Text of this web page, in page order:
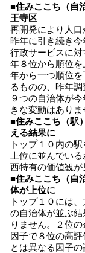
■住みここち（自
王寺区
再開発により人口
昨年に引き続き
行政サービスに
年８位から順位
年から一つ順位
るものの、昨年
９つの自治体が
きな変動はありま
■住みここち（駅
える結果に
トップ１０内の
上位に並んでい
西特有の価値観が
■住みここち（自
体が上位に
トップ１０には
の自治体が並ぶ
りません。２位
因子で８位の高
とは異なる因子の